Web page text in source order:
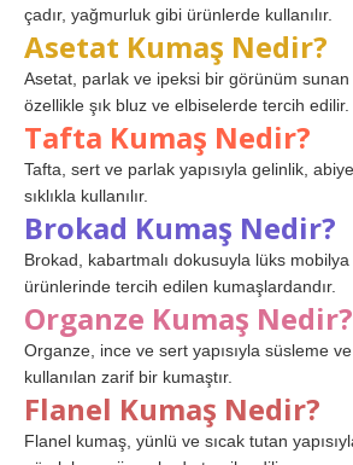
çadır, yağmurluk gibi ürünlerde kullanılır.
Asetat Kumaş Nedir?
Asetat, parlak ve ipeksi bir görünüm
özellikle şık bluz ve elbiselerde tercih edilir.
Tafta Kumaş Nedir?
Tafta, sert ve parlak yapısıyla gelinlik,
sıklıkla kullanılır.
Brokad Kumaş Nedir?
Brokad, kabartmalı dokusuyla lüks
ürünlerinde tercih edilen kumaşlardandır.
Organze Kumaş Nedir?
Organze, ince ve sert yapısıyla süsleme
kullanılan zarif bir kumaştır.
Flanel Kumaş Nedir?
Flanel kumaş, yünlü ve sıcak tutan